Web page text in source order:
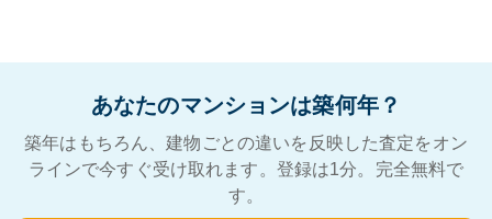
あなたのマンションは築何年？
築年はもちろん、建物ごとの違いを反映した査定をオン
ラインで今すぐ受け取れます。登録は1分。完全無料で
す。